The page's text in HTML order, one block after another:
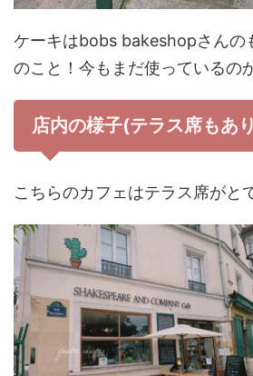
ケーキはbobs bakeshopさんの
のこと！今もまだ使っているの
店内の様子(テラス席もあり
こちらのカフェはテラス席がと